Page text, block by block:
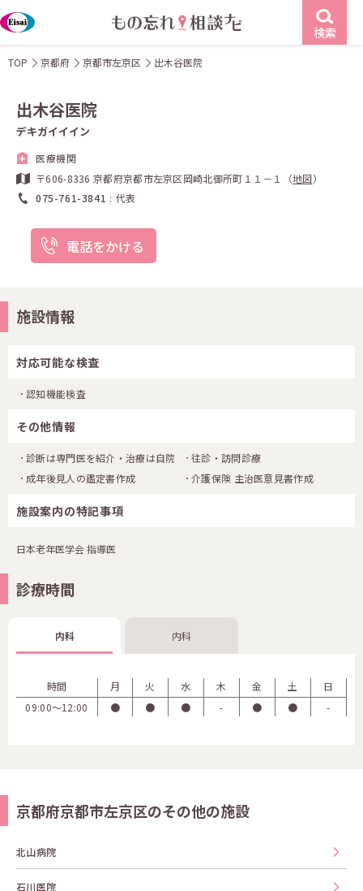
検索
TOP 京都府 京都市左京区 出木谷医院
出木谷医院
デキガイイイン
医療機関
〒606-8336 京都府京都市左京区岡崎北御所町１１－１（地図）
075-761-3841
代表
電話をかける
施設情報
対応可能な検査
認知機能検査
その他情報
診断は専門医を紹介・治療は自院
往診・訪問診療
成年後見人の鑑定書作成
介護保険 主治医意見書作成
施設案内の特記事項
日本老年医学会 指導医
診療時間
内科 内科
時間 月 火 水 木 金 土
日
09:00〜12:00
● ● ● - ● ● -
京都府京都市左京区のその他の施設
北山病院
石川医院